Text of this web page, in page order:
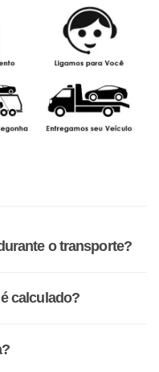
o transporte?
calculado?